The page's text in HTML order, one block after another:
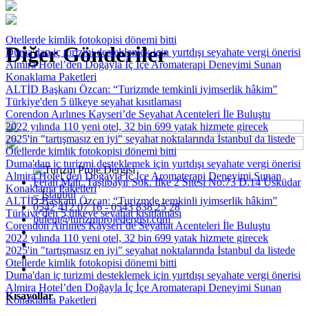
Diğer Gönderiler
Otellerde kimlik fotokopisi dönemi bitti
Duma'dan iç turizmi desteklemek için yurtdışı seyahate vergi önerisi
Almira Hotel’den Doğayla İç İçe Aromaterapi Deneyimi Sunan
Konaklama Paketleri
ALTİD Başkanı Özcan: “Turizmde temkinli iyimserlik hâkim”
Türkiye'den 5 ülkeye seyahat kısıtlaması
Corendon Aırlınes Kayseri’de Seyahat Acenteleri İle Buluştu
2022 yılında 110 yeni otel, 32 bin 699 yatak hizmete girecek
2025'in "tartışmasız en iyi" seyahat noktalarında İstanbul da listede
Otellerde kimlik fotokopisi dönemi bitti
Duma'dan iç turizmi desteklemek için yurtdışı seyahate vergi önerisi
Almira Hotel’den Doğayla İç İçe Aromaterapi Deneyimi Sunan
Konaklama Paketleri
ALTİD Başkanı Özcan: “Turizmde temkinli iyimserlik hâkim”
Türkiye'den 5 ülkeye seyahat kısıtlaması
Corendon Aırlınes Kayseri’de Seyahat Acenteleri İle Buluştu
2022 yılında 110 yeni otel, 32 bin 699 yatak hizmete girecek
2025'in "tartışmasız en iyi" seyahat noktalarında İstanbul da listede
Otellerde kimlik fotokopisi dönemi bitti
Duma'dan iç turizmi desteklemek için yurtdışı seyahate vergi önerisi
Almira Hotel’den Doğayla İç İçe Aromaterapi Deneyimi Sunan
Konaklama Paketleri
Ferah Mah. Taşlıbayır Sok. İlke 2 Sitesi No:73 D.14 Üsküdar
– İstanbul
0542 412 07 16 - 0543 838 25 28
bulent@turizmprojedergisi.com
Kısayollar